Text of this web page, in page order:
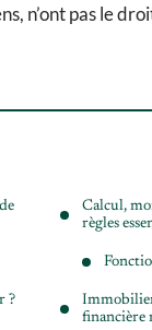
n’ont pas le
?
Calcul,
règles
financière